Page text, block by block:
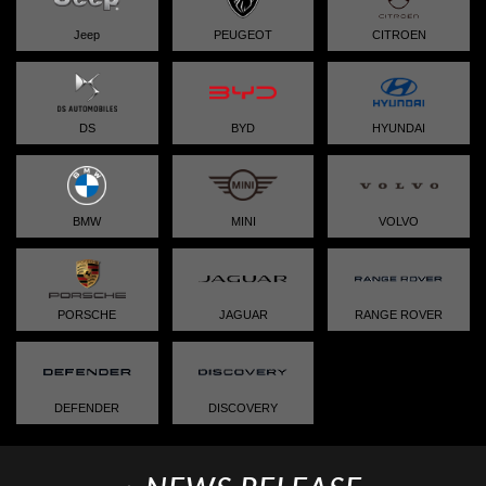
会社概要
コーポレート・ガバナンス
中長期戦略とサステナビリティ
業績・財務
IRライブラリ
株式情報
IRカレンダー
株主還元
FAQ
適時開示
決算短信
法定開示
IR資料
お知らせ
サステナビリティ
グループ企業
グループ企業トップ
採用情報
お問い合わせ
お客様、お取引先の方、その他一般のお問い合わせ
当社株主、投資家の方、開示資料
及びM&Aに関するお問い合わせ
English IR
Jeep PEUGEOT CITROEN
DS BYD HYUNDAI
BMW MINI VOLVO
PORSCHE JAGUAR RANGE ROVER
DEFENDER DISCOVERY